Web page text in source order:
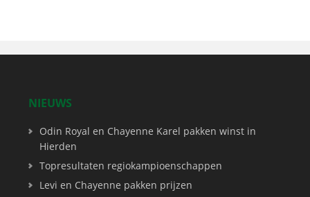
NIEUWS
Odin Royal en Chayenne Karel pakken winst in
Hierden
Topresultaten regiokampioenschappen
Levi en Chayenne pakken prijzen